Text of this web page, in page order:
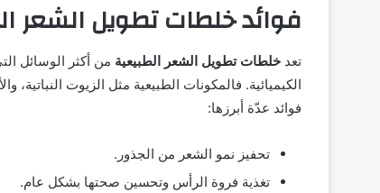
فوائد خلطات تطويل الشعر
تعد خلطات تطويل الشعر الطبيعية من أكثر الوسائل
الكيميائية. فالمكونات الطبيعية مثل الزيوت النباتية،
فوائد عدّة أبرزها:
تحفيز نمو الشعر من الجذور.
تغذية فروة الرأس وتحسين صحتها بشكل عام.